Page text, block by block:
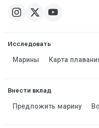
Исследовать
Марины Карта
Внести вклад
Предложить марину